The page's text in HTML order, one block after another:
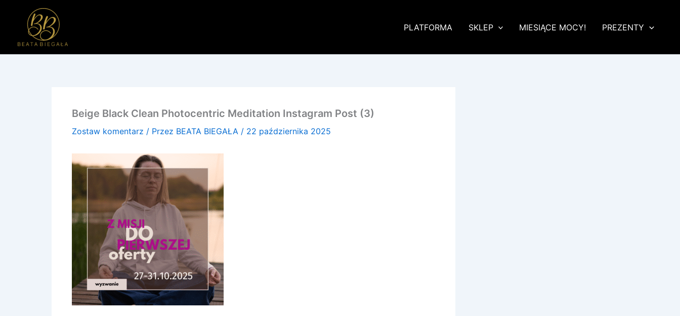
PLATFORMA SKLEP MIESIĄCE MOCY! PREZENTY
Beige Black Clean Photocentric Meditation Instagram Post (3)
Zostaw komentarz / Przez BEATA BIEGAŁA / 22 października 2025